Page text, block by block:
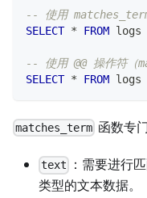
-- 使用
SELECT * FROM logs
-- 使用 @@ 操作符（
SELECT * FROM logs
matches_term 函数专
text ：需要进行
类型的文本数据。